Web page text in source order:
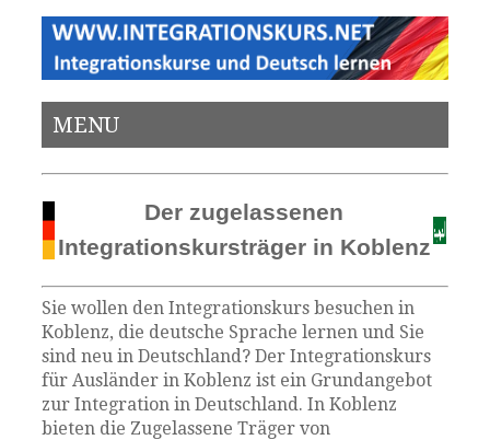
MENU
Der zugelassenen
Integrationskursträger in Koblenz
Sie wollen den Integrationskurs besuchen in
Koblenz, die deutsche Sprache lernen und Sie
sind neu in Deutschland? Der Integrationskurs
für Ausländer in Koblenz ist ein Grundangebot
zur Integration in Deutschland. In Koblenz
bieten die Zugelassene Träger von